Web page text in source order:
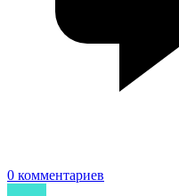
0 комментариев